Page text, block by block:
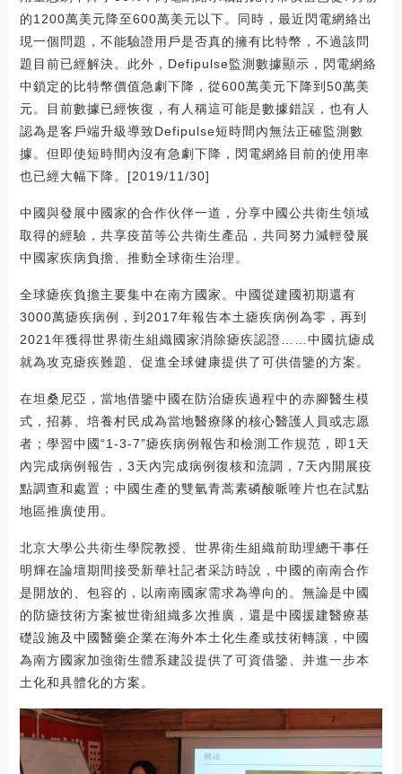
的1200萬美元降至600萬美元以下。同時，最近閃電網絡出
現一個問題，不能驗證用戶是否真的擁有比特幣，不過該問
題目前已經解決。此外，Defipulse監測數據顯示，閃電網絡
中鎖定的比特幣價值急劇下降，從600萬美元下降到50萬美
元。目前數據已經恢復，有人稱這可能是數據錯誤，也有人
認為是客戶端升級導致Defipulse短時間內無法正確監測數
據。但即使短時間內沒有急劇下降，閃電網絡目前的使用率
也已經大幅下降。[2019/11/30]
中國與發展中國家的合作伙伴一道，分享中國公共衛生領域
取得的經驗，共享疫苗等公共衛生產品，共同努力減輕發展
中國家疾病負擔、推動全球衛生治理。
全球瘧疾負擔主要集中在南方國家。中國從建國初期還有
3000萬瘧疾病例，到2017年報告本土瘧疾病例為零，再到
2021年獲得世界衛生組織國家消除瘧疾認證……中國抗瘧成
就為攻克瘧疾難題、促進全球健康提供了可供借鑒的方案。
在坦桑尼亞，當地借鑒中國在防治瘧疾過程中的赤腳醫生模
式，招募、培養村民成為當地醫療隊的核心醫護人員或志愿
者；學習中國“1-3-7”瘧疾病例報告和檢測工作規范，即1天
內完成病例報告，3天內完成病例復核和流調，7天內開展疫
點調查和處置；中國生產的雙氫青蒿素磷酸哌喹片也在試點
地區推廣使用。
北京大學公共衛生學院教授、世界衛生組織前助理總干事任
明輝在論壇期間接受新華社記者采訪時說，中國的南南合作
是開放的、包容的，以南南國家需求為導向的。無論是中國
的防瘧技術方案被世衛組織多次推廣，還是中國援建醫療基
礎設施及中國醫藥企業在海外本土化生產或技術轉讓，中國
為南方國家加強衛生體系建設提供了可資借鑒、并進一步本
土化和具體化的方案。